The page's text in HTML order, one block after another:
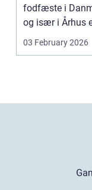
fodfæste i
og især i Århus
udbuddet vokset
03 February 2026